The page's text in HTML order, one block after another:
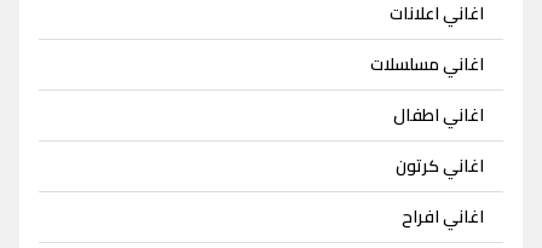
اغاني اعلانات
اغاني مسلسلات
اغاني اطفال
اغاني كرتون
اغاني افراح